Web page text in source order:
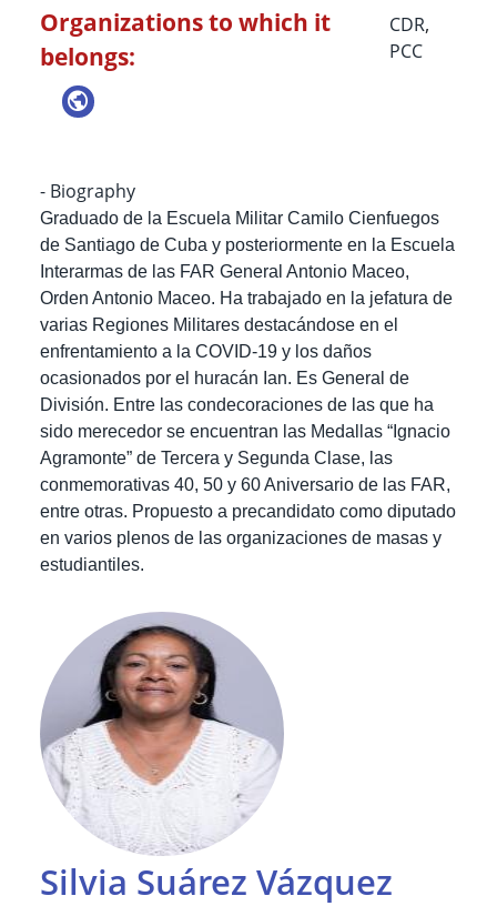
Organizations to which it
belongs:
CDR,
PCC
- Biography
Graduado de la Escuela Militar Camilo Cienfuegos
de Santiago de Cuba y posteriormente en la Escuela
Interarmas de las FAR General Antonio Maceo,
Orden Antonio Maceo. Ha trabajado en la jefatura de
varias Regiones Militares destacándose en el
enfrentamiento a la COVID-19 y los daños
ocasionados por el huracán Ian. Es General de
División. Entre las condecoraciones de las que ha
sido merecedor se encuentran las Medallas “Ignacio
Agramonte” de Tercera y Segunda Clase, las
conmemorativas 40, 50 y 60 Aniversario de las FAR,
entre otras. Propuesto a precandidato como diputado
en varios plenos de las organizaciones de masas y
estudiantiles.
Silvia Suárez Vázquez